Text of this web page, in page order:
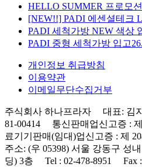
HELLO SUMMER 프로모션
[NEW!!] PADI 에센셜테크
PADI 세척가방 NEW 색상
PADI 중형 세척가방 입고
개인정보 취급방침
이용약관
이메일무단수집거부
주식회사 하나프라자 대표: 김
81-00414 통신판매업신고증 :
료기기판매(임대)업신고증 : 제
주소: (우 05398) 서울 강동구 성
딩) 3층 Tel : 02-478-8951 Fax